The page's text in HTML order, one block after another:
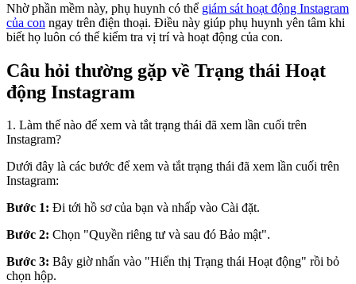
Nhờ phần mềm này, phụ huynh có thể giám sát hoạt động Instagram
của con ngay trên điện thoại. Điều này giúp phụ huynh yên tâm khi
biết họ luôn có thể kiểm tra vị trí và hoạt động của con.
Câu hỏi thường gặp về Trạng thái Hoạt
động Instagram
1. Làm thế nào để xem và tắt trạng thái đã xem lần cuối trên
Instagram?
Dưới đây là các bước để xem và tắt trạng thái đã xem lần cuối trên
Instagram:
Bước 1: Đi tới hồ sơ của bạn và nhấp vào Cài đặt.
Bước 2: Chọn "Quyền riêng tư và sau đó Bảo mật".
Bước 3: Bây giờ nhấn vào "Hiển thị Trạng thái Hoạt động" rồi bỏ
chọn hộp.